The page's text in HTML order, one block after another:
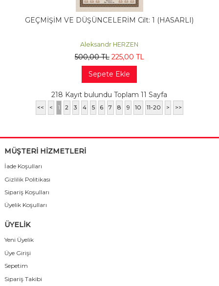
GEÇMİŞİM VE DÜŞÜNCELERİM Cilt: 1 (HASARLI)
Aleksandr HERZEN
500,00TL 225,00 TL
Sepete Ekle
218 Kayıt bulundu Toplam 11 Sayfa
<< < 1 2 3 4 5 6 7 8 9 10 11-20 > >>
MÜŞTERİ HİZMETLERİ
İade Koşulları
Gizlilik Politikası
Sipariş Koşulları
Üyelik Koşulları
ÜYELİK
Yeni Üyelik
Üye Girişi
Sepetim
Sipariş Takibi